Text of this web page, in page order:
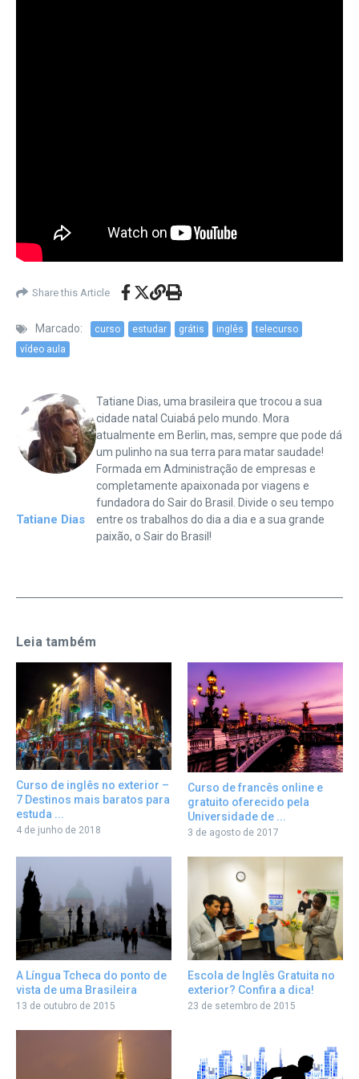
Share this Article
Marcado: curso estudar grátis inglês
telecurso
vídeo aula
Tatiane Dias
Tatiane Dias, uma brasileira que trocou a sua
cidade natal Cuiabá pelo mundo. Mora
atualmente em Berlin, mas, sempre que pode dá
um pulinho na sua terra para matar saudade!
Formada em Administração de empresas e
completamente apaixonada por viagens e
fundadora do Sair do Brasil. Divide o seu tempo
entre os trabalhos do dia a dia e a sua grande
paixão, o Sair do Brasil!
Leia também
Curso de inglês no exterior –
7 Destinos mais baratos para
estuda ...
4 de junho de 2018
Curso de francês online e
gratuito oferecido pela
Universidade de ...
3 de agosto de 2017
A Língua Tcheca do ponto de
vista de uma Brasileira
13 de outubro de 2015
Escola de Inglês Gratuita no
exterior? Confira a dica!
23 de setembro de 2015